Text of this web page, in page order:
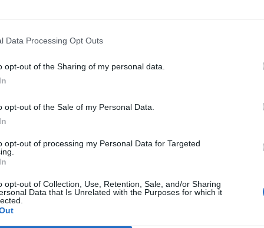
Data Processing Opt Outs
opt-out of the Sharing of my personal data.
opt-out of the Sale of my Personal Data.
opt-out of processing my Personal Data for Targeted
opt-out of Collection, Use, Retention, Sale, and/or Sharing
Data that Is Unrelated with the Purposes for which it
5 anni che manco dall'Italia, sapevo
di trovarne uno appena sbarcato».
box informazioni è chiuso e al numero
(quello che si deve comporre per
arrivato da Palermo. «Ho dovuto ripiegare
dice - è più caro ma non avevo altra
In assenza delle auto pubbliche, infatti,
gli Ncc. Per una corsa dall'aeroporto a
un cliente si è sentito chiedere 80
il doppio della tariffa taxi. Massimiliano
Trump, Meloni e la strategia